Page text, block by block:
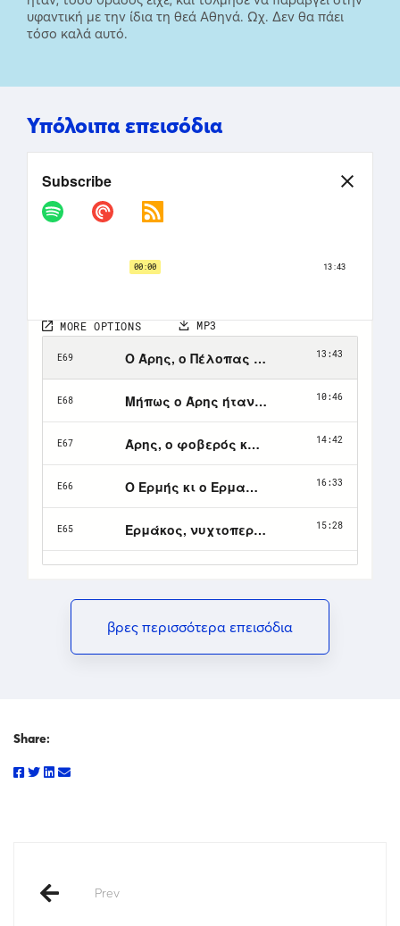
υφαντική με την ίδια τη θεά Αθηνά. Ωχ. Δεν θα πάει
τόσο καλά αυτό.
Υπόλοιπα επεισόδια
βρες περισσότερα επεισόδια
Share:
Prev